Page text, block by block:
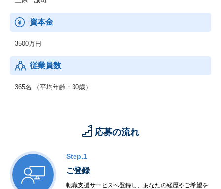
を強化します。
海外の先進事例を取り入れると同時に、日本国内での事業展開を
ある他国でも展開し、課題解決の好循環サイクルを回していくこ
とを目的としています。
資本金
3500万円
従業員数
365名 （平均年齢：30歳）
応募の流れ
Step.1
ご登録
転職支援サービスへ登録し、あなたの経歴やご希望を